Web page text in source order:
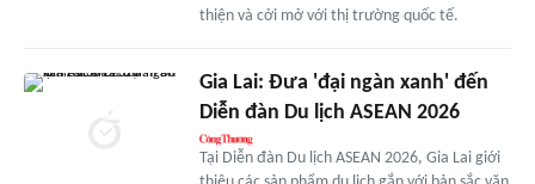
thiện và cởi mở với thị trường quốc tế.
Gia Lai: Đưa 'đại ngàn xanh' đến
Diễn đàn Du lịch ASEAN 2026
Tại Diễn đàn Du lịch ASEAN 2026, Gia Lai giới